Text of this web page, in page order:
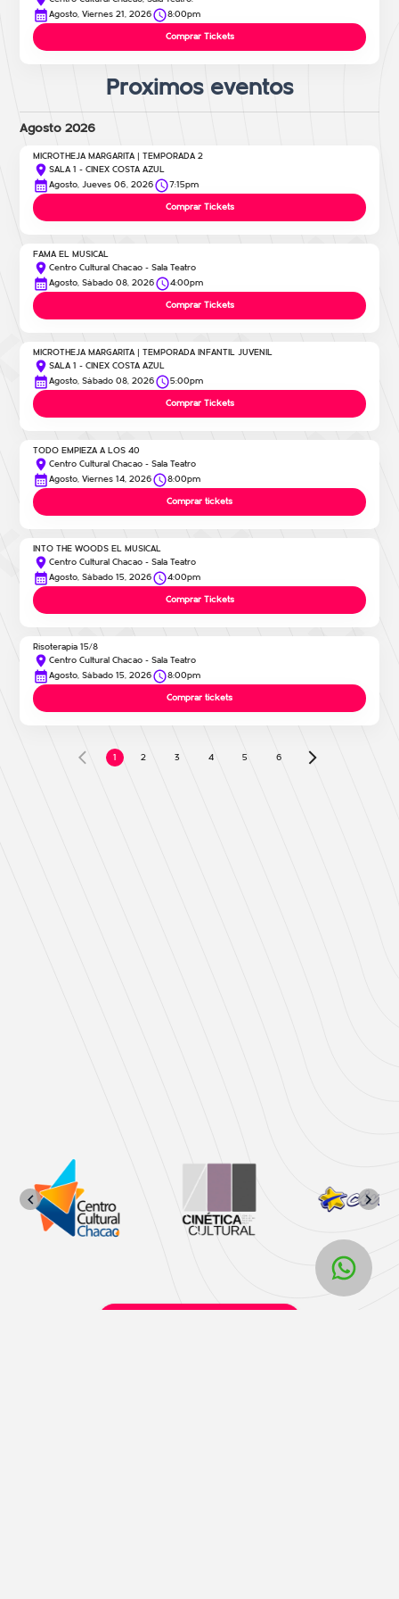
Agosto, Viernes 21, 2026
8:00pm
Comprar Tickets
Proximos eventos
Agosto 2026
MICROTHEJA MARGARITA | TEMPORADA 2
SALA 1 - CINEX COSTA AZUL
Agosto, Jueves 06, 2026
7:15pm
Comprar Tickets
FAMA EL MUSICAL
Centro Cultural Chacao - Sala Teatro
Agosto, Sábado 08, 2026
4:00pm
Comprar Tickets
MICROTHEJA MARGARITA | TEMPORADA INFANTIL JUVENIL
SALA 1 - CINEX COSTA AZUL
Agosto, Sábado 08, 2026
5:00pm
Comprar Tickets
TODO EMPIEZA A LOS 40
Centro Cultural Chacao - Sala Teatro
Agosto, Viernes 14, 2026
8:00pm
Comprar tickets
INTO THE WOODS EL MUSICAL
Centro Cultural Chacao - Sala Teatro
Agosto, Sábado 15, 2026
4:00pm
Comprar Tickets
Risoterapia 15/8
Centro Cultural Chacao - Sala Teatro
Agosto, Sábado 15, 2026
8:00pm
Comprar tickets
1 2 3 4 5 6